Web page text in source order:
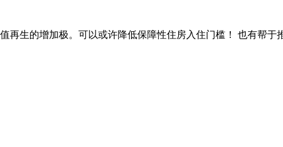
生的增加极。可以或许降低保障性住房入住门槛！ 也有帮于